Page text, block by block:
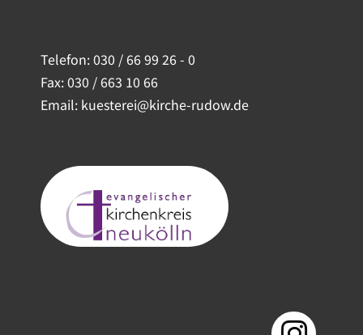
Telefon:030 / 66 99 26 - 0
Fax: 030 / 663 10 66
Email: kuesterei@kirche-rudow.de